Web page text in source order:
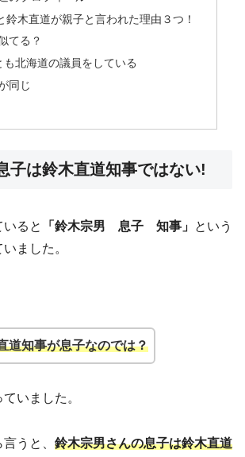
鈴木直道が親子と言われた理由３つ！
てる？
北海道の議員をしている
同じ
子は鈴木直道知事ではない!
ると 「鈴木宗男 息子 知事」 という
ました。
道知事が息子なのでは？
いました。
うと、 鈴木宗男さんの息子は鈴木直道